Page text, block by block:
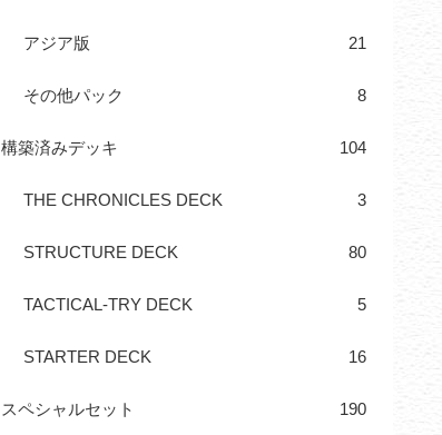
アジア版 21
その他パック 8
構築済みデッキ 104
THE CHRONICLES DECK 3
STRUCTURE DECK 80
TACTICAL-TRY DECK 5
STARTER DECK 16
スペシャルセット 190